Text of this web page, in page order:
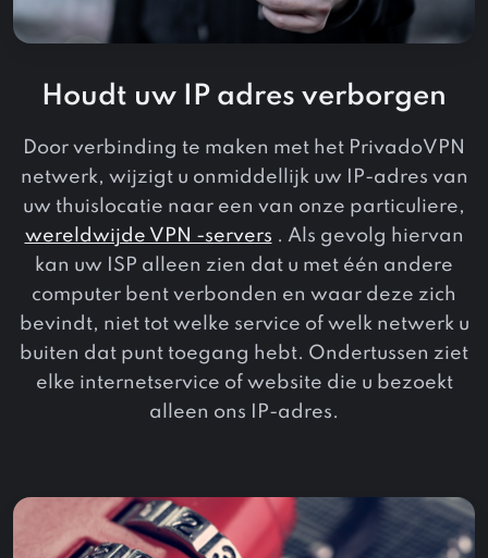
Houdt uw IP adres verborgen
Door verbinding te maken met het PrivadoVPN
netwerk, wijzigt u onmiddellijk uw IP-adres van
uw thuislocatie naar een van onze particuliere,
wereldwijde VPN -servers . Als gevolg hiervan
kan uw ISP alleen zien dat u met één andere
computer bent verbonden en waar deze zich
bevindt, niet tot welke service of welk netwerk u
buiten dat punt toegang hebt. Ondertussen ziet
elke internetservice of website die u bezoekt
alleen ons IP-adres.